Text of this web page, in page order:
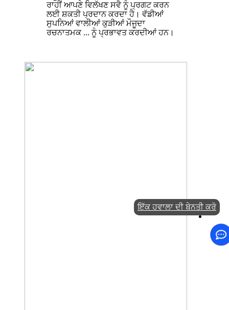
ਰਾਹੀਂ ਆਪਣੇ ਵਿਲੱਖਣ ਸਵੈ ਨੂੰ ਪ੍ਰਗਟ ਕਰਨ
ਲਈ ਸ਼ਕਤੀ ਪ੍ਰਦਾਨ ਕਰਦਾ ਹੈ। ਵੱਡੀਆਂ
ਸੁਪਨਿਆਂ ਵਾਲੀਆਂ ਕੁੜੀਆਂ ਮੌਜੂਦਾ
ਰਚਨਾਤਮਕ ... ਨੂੰ ਪ੍ਰਭਾਵਤ ਕਰਦੀਆਂ ਹਨ।
ਇੱਕ ਹਵਾਲਾ ਦੀ ਬੇਨਤੀ ਕਰੋ